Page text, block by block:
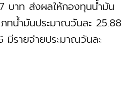
บาท ส่งผลให้กองทุนน้ำมัน
ภทน้ำมันประมาณวันละ 25.88
มีรายจ่ายประมาณวันละ